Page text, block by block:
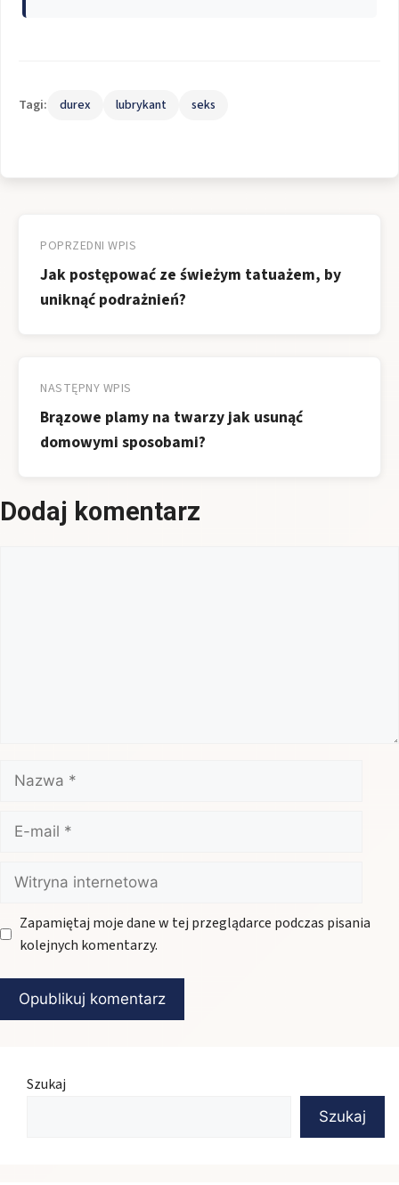
Tagi: durex lubrykant seks
wpisu
POPRZEDNI WPIS
Jak postępować ze świeżym tatuażem, by
uniknąć podrażnień?
NASTĘPNY WPIS
Brązowe plamy na twarzy jak usunąć
domowymi sposobami?
Dodaj komentarz
Nazwa
mail
Witryna
internetowa
Zapamiętaj moje dane w tej przeglądarce podczas pisania
kolejnych komentarzy.
Szukaj
Szukaj